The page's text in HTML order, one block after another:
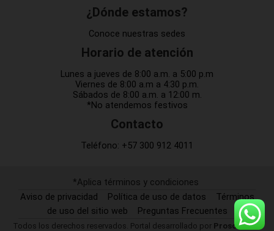
¿Dónde estamos?
Conoce nuestras sedes
Horario de atención
Lunes a jueves de 8:00 a.m. a 5:00 p.m
Viernes de 8:00 a.m a 4:30 p.m.
Sábados de 8:00 a.m. a 12:00 m.
*No atendemos festivos
Contacto
Teléfono: +57 300 912 4011
*Aplica términos y condiciones
Aviso de privacidad
Política de uso de datos Términos
de uso del sitio web Preguntas Frecuentes
Todos los derechos reservados. Portal desarrollado por Prosof SAS.